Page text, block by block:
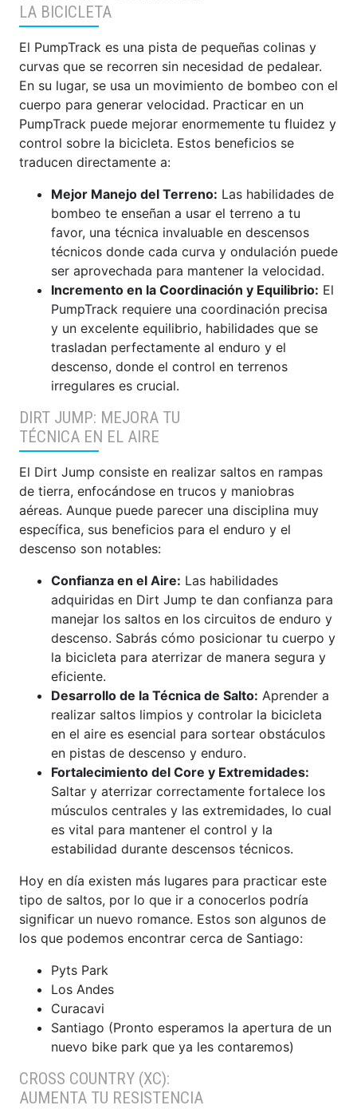
LA BICICLETA
El PumpTrack es una pista de pequeñas colinas y
curvas que se recorren sin necesidad de pedalear.
En su lugar, se usa un movimiento de bombeo con el
cuerpo para generar velocidad. Practicar en un
PumpTrack puede mejorar enormemente tu fluidez y
control sobre la bicicleta. Estos beneficios se
traducen directamente a:
Mejor Manejo del Terreno: Las habilidades de
bombeo te enseñan a usar el terreno a tu
favor, una técnica invaluable en descensos
técnicos donde cada curva y ondulación puede
ser aprovechada para mantener la velocidad.
Incremento en la Coordinación y Equilibrio: El
PumpTrack requiere una coordinación precisa
y un excelente equilibrio, habilidades que se
trasladan perfectamente al enduro y el
descenso, donde el control en terrenos
irregulares es crucial.
DIRT JUMP: MEJORA TU
TÉCNICA EN EL AIRE
El Dirt Jump consiste en realizar saltos en rampas
de tierra, enfocándose en trucos y maniobras
aéreas. Aunque puede parecer una disciplina muy
específica, sus beneficios para el enduro y el
descenso son notables:
Confianza en el Aire: Las habilidades
adquiridas en Dirt Jump te dan confianza para
manejar los saltos en los circuitos de enduro y
descenso. Sabrás cómo posicionar tu cuerpo y
la bicicleta para aterrizar de manera segura y
eficiente.
Desarrollo de la Técnica de Salto: Aprender a
realizar saltos limpios y controlar la bicicleta
en el aire es esencial para sortear obstáculos
en pistas de descenso y enduro.
Fortalecimiento del Core y Extremidades:
Saltar y aterrizar correctamente fortalece los
músculos centrales y las extremidades, lo cual
es vital para mantener el control y la
estabilidad durante descensos técnicos.
Hoy en día existen más lugares para practicar este
tipo de saltos, por lo que ir a conocerlos podría
significar un nuevo romance. Estos son algunos de
los que podemos encontrar cerca de Santiago:
Pyts Park
Los Andes
Curacavi
Santiago (Pronto esperamos la apertura de un
nuevo bike park que ya les contaremos)
CROSS COUNTRY (XC):
AUMENTA TU RESISTENCIA